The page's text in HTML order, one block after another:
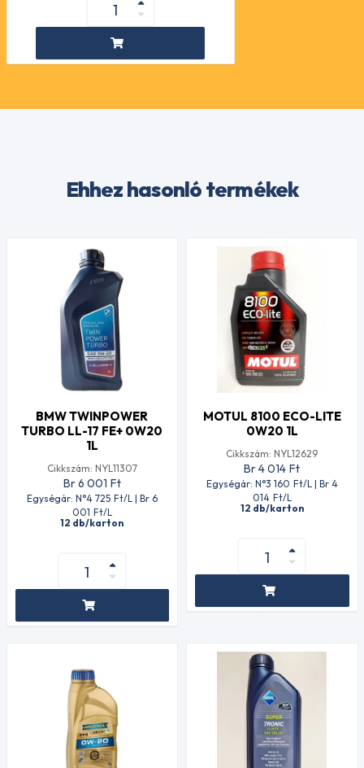
Ehhez hasonló termékek
BMW TWINPOWER
TURBO LL-17 FE+ 0W20
1L
Cikkszám: NYL11307
Br 6 001 Ft
Egységár: N°4 725 Ft/L | Br 6
001 Ft/L
12 db/karton
MOTUL 8100 ECO-LITE
0W20 1L
Cikkszám: NYL12629
Br 4 014 Ft
Egységár: N°3 160 Ft/L | Br 4
014 Ft/L
12 db/karton